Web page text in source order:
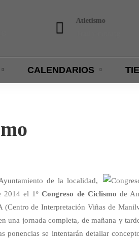
Trail y running
CALENDARIOS
de la localidad,
2014 el 1ºCongreso de Ciclismo de
de Interpretación Viñas de
una jornada completa, de mañana y
se intentarán detallar